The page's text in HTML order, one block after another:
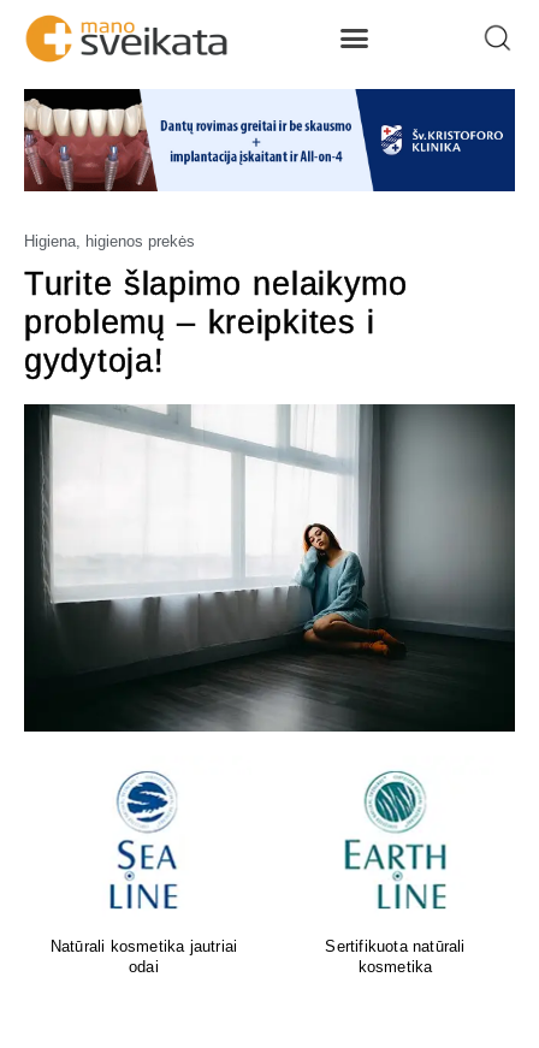
Higiena, higienos prekės
Turite šlapimo nelaikymo
problemų – kreipkites i
gydytoja!
Oda sensta. Faktas. Geriausi
rezultatai gimsta tada, kai
Greita pagalba nuo pilvo
pūtimo!